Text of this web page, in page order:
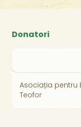
Donatori
Asociația pentru
Teofor